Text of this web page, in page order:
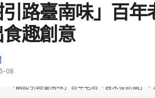
引路臺南味」百
趣創意
08